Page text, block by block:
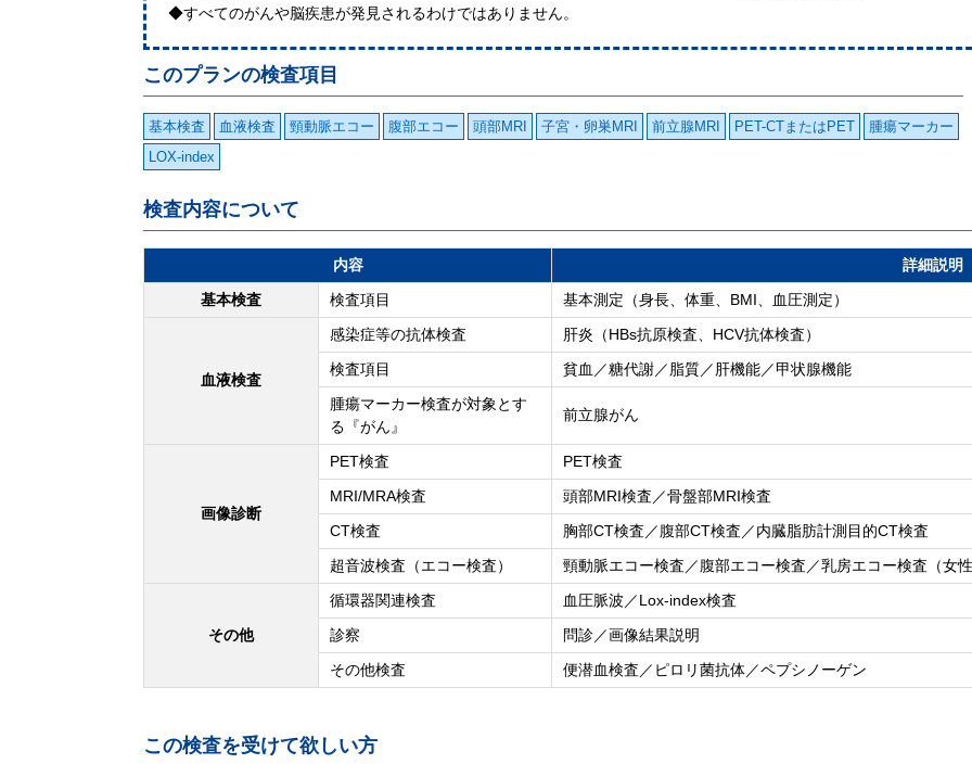
◆すべてのがんや脳疾患が発見されるわけではありません。
このプランの検査項目
基本検査 血液検査 頸動脈エコー 腹部エコー 頭部MRI 子宮・卵巣MRI 前立腺MRI PET-CTまたはPET
腫瘍マーカー
LOX-index
検査内容について
内容
詳細説明
基本検査
検査項目 基本測定（身長、体重、BMI、血圧測定）
血液検査
感染症等の抗体検査
肝炎（HBs抗原検査、HCV抗体検査）
検査項目
貧血／糖代謝／脂質／肝機能／甲状腺機能
腫瘍マーカー検査が対象とす
る『がん』
前立腺がん
画像診断
PET検査
PET検査
MRI/MRA検査
頭部MRI検査／骨盤部MRI検査
CT検査
胸部CT検査／腹部CT検査／内臓脂肪計測目的CT検査
超音波検査（エコー検査）
頸動脈エコー検査／腹部エコー検査／乳房エコー検査（女
その他
循環器関連検査
血圧脈波／Lox-index検査
診察
問診／画像結果説明
その他検査
便潜血検査／ピロリ菌抗体／ペプシノーゲン
この検査を受けて欲しい方